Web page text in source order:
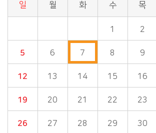
시정소식>시정 캘린더 게시판의 (2027년 09월) 달력형태로 일정명, 일정내용을 제공합니다.
일 월 화 수 목
1 2
5 6 7 8 9
12 13 14 15 16
19 20 21 22 23
26 27 28 29 30